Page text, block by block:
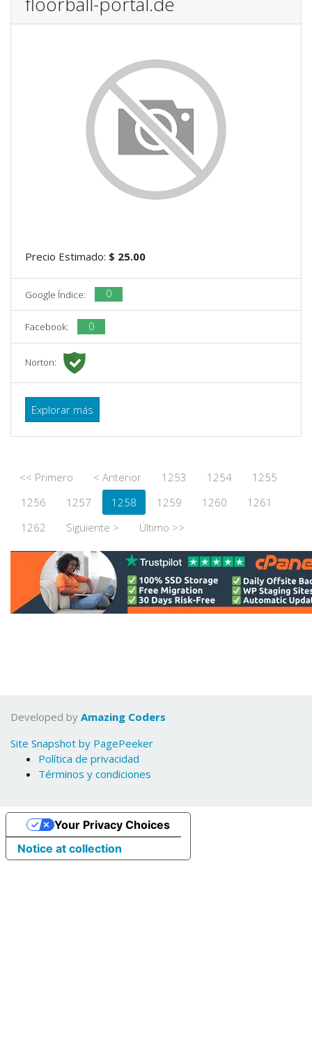
Precio Estimado: $ 25.00
Google Índice: 0
Facebook: 0
Norton:
Explorar más
<< Primero < Anterior 1253 1254
1255
1256
1257 1258 1259 1260
1261
1262
Siguiente > Último >>
Developed by Amazing Coders
Site Snapshot by PagePeeker
Política de privacidad
Términos y condiciones
Notice at collection
Your Privacy Choices